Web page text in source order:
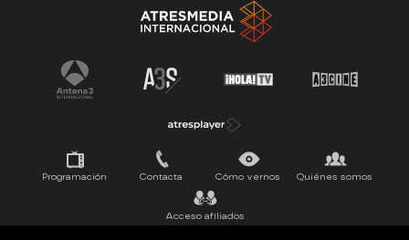
Tu cara me suena Pasapalabra
Programación Contacta Cómo vernos Quiénes somos
Acceso afiliados